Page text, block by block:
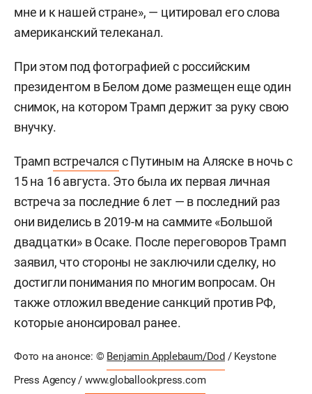
мне и к нашей стране», — цитировал его слова
американский телеканал.
При этом под фотографией с российским
президентом в Белом доме размещен еще один
снимок, на котором Трамп держит за руку свою
внучку.
Трамп встречался с Путиным на Аляске в ночь с
15 на 16 августа. Это была их первая личная
встреча за последние 6 лет — в последний раз
они виделись в 2019-м на саммите «Большой
двадцатки» в Осаке. После переговоров Трамп
заявил, что стороны не заключили сделку, но
достигли понимания по многим вопросам. Он
также отложил введение санкций против РФ,
которые анонсировал ранее.
Фото на анонсе: © Benjamin Applebaum/Dod / Keystone
Press Agency /www.globallookpress.com